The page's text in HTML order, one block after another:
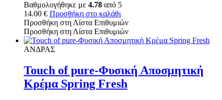
Βαθμολογήθηκε με 4.78 από 5
14.00 € Προσθήκη στο καλάθι
Προσθήκη στη Λίστα Επιθυμιών
Προσθήκη στη Λίστα Επιθυμιών
ΑΝΔΡΑΣ
Touch of pure-Φυσική Αποσμητική
Κρέμα Spring Fresh